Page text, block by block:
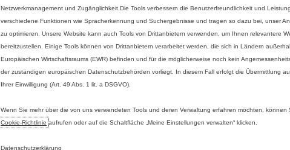
Netzwerkmanagement und Zugänglichkeit.Die Tools verbessern die Benutzerfreundlichkeit und
verschiedene Funktionen wie Spracherkennung und Suchergebnisse und tragen so dazu bei, unser
zu optimieren. Unsere Website kann auch Tools von Drittanbietern verwenden, um Ihnen relevantere
bereitzustellen. Einige Tools können von Drittanbietern verarbeitet werden, die sich in Ländern
Europäischen Wirtschaftsraums (EWR) befinden und für die möglicherweise noch kein
der zuständigen europäischen Datenschutzbehörden vorliegt. In diesem Fall erfolgt die Übermittlung
Ihrer Einwilligung (Art. 49 Abs. 1 lit. a DSGVO).
Wenn Sie mehr über die von uns verwendeten Tools und deren Verwaltung erfahren möchten, können
Cookie‑Richtlinie aufrufen oder auf die Schaltfläche „Meine Einstellungen verwalten“ klicken.
Datenschutzerklärung